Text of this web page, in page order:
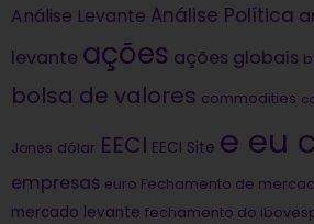
Análise Levante Análise Política
levante ações ações globais
bolsa de valores commodities
Jones dólar EECI EECI Site e eu
empresas euro Fechamento de
mercado levante fechamento do